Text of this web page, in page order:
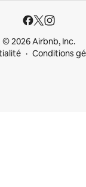
© 2026 Airbnb, Inc.
Conditions